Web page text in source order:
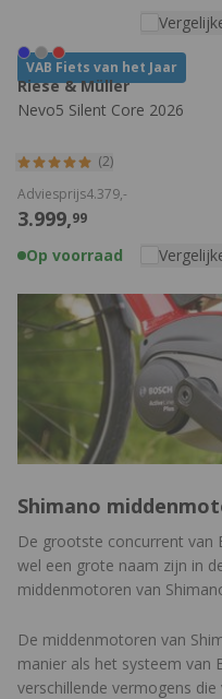
VAB Fiets van het Jaar
Riese & Müller
Nevo5 Silent Core 2026
(2)
3.999,99
Adviesprijs4.379,-
Op voorraad
Shimano
De grootste concurrent van
wel een grote naam zijn in
middenmotoren van
De middenmotoren van
manier als het systeem van
verschillende vermogens